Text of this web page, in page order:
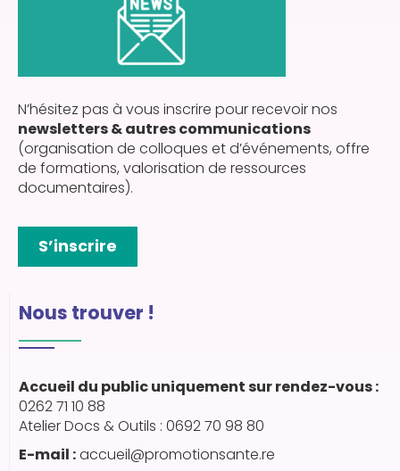
N’hésitez pas à vous inscrire pour recevoir nos
newsletters & autres communications
(organisation de colloques et d’événements, offre
de formations, valorisation de ressources
documentaires).
S’inscrire
Nous trouver !
Accueil du public uniquement sur rendez-vous :
0262 71 10 88
Atelier Docs & Outils : 0692 70 98 80
E-mail :accueil@promotionsante.re